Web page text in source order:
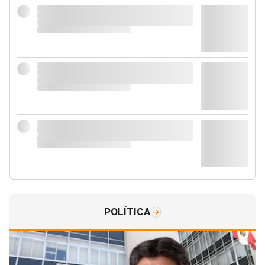
POLÍTICA